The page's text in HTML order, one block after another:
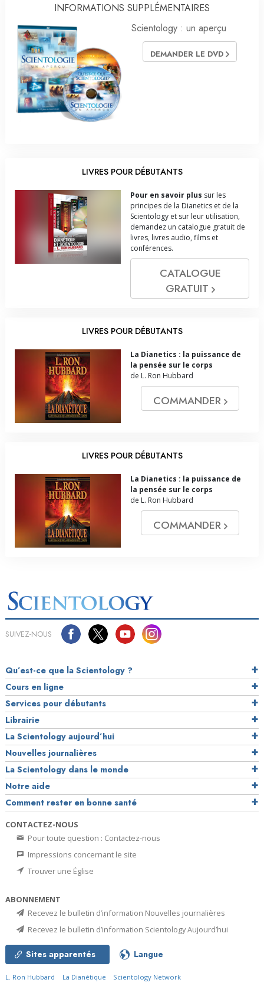
INFORMATIONS SUPPLÉMENTAIRES
Scientology : un aperçu
DEMANDER LE DVD
LIVRES POUR DÉBUTANTS
Pour en savoir plus sur les
principes de la Dianetics et de la
Scientology et sur leur utilisation,
demandez un catalogue gratuit de
livres, livres audio, films et
conférences.
CATALOGUE
GRATUIT
LIVRES POUR DÉBUTANTS
La Dianetics : la puissance de
la pensée sur le corps
de L. Ron Hubbard
COMMANDER
LIVRES POUR DÉBUTANTS
La Dianetics : la puissance de
la pensée sur le corps
de L. Ron Hubbard
COMMANDER
SUIVEZ-NOUS
Qu’est-ce que la Scientology ?
Cours en ligne
Services pour débutants
Librairie
La Scientology aujourd’hui
Nouvelles journalières
La Scientology dans le monde
Notre aide
Comment rester en bonne santé
CONTACTEZ-NOUS
Pour toute question : Contactez-nous
Impressions concernant le site
Trouver une Église
ABONNEMENT
Recevez le bulletin d’information Nouvelles journalières
Recevez le bulletin d’information Scientology Aujourd’hui
Sites apparentés Langue
L. Ron Hubbard La Dianétique
Scientology Network